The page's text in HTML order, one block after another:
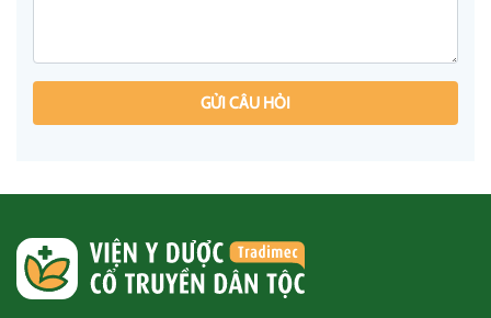
GỬI CÂU HỎI